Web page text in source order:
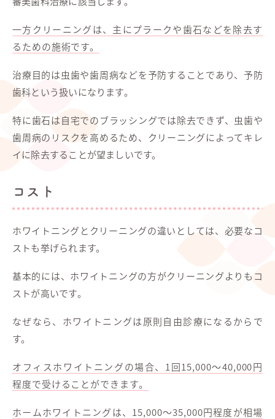
一方クリーニングは、主にプラークや歯石などを除去す
るための施術です。
治療目的は虫歯や歯周病などを予防することであり、予防
歯科という扱いになります。
特に歯石は自宅でのブラッシングでは除去できず、虫歯や
歯周病のリスクを高めるため、クリーニングによってキレ
イに除去することが望ましいです。
コスト
ホワイトニングとクリーニングの違いとしては、必要なコ
ストも挙げられます。
基本的には、ホワイトニングの方がクリーニングよりもコ
ストが高いです。
なぜなら、ホワイトニングは原則自由診療になるからで
す。
オフィスホワイトニングの場合、1回15,000～40,000円
程度で受けることができます。
ホームホワイトニングは、15,000～35,000円程度が相場